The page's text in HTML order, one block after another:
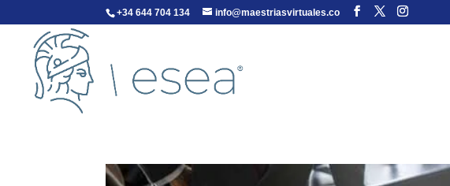
+34 644 704 134 info@maestriasvirtuales.co